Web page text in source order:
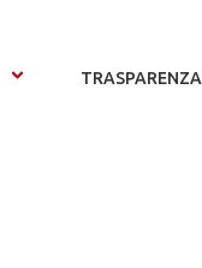
TRASPARENZA